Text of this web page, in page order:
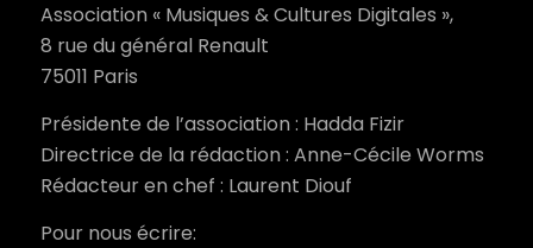
Association « Musiques & Cultures Digitales »,
8 rue du général Renault
75011 Paris
Présidente de l’association : Hadda Fizir
Directrice de la rédaction : Anne-Cécile Worms
Rédacteur en chef : Laurent Diouf
Pour nous écrire: